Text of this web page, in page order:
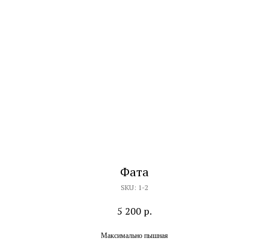
Фата
SKU: 1-2
5 200 р.
Максимально пышная